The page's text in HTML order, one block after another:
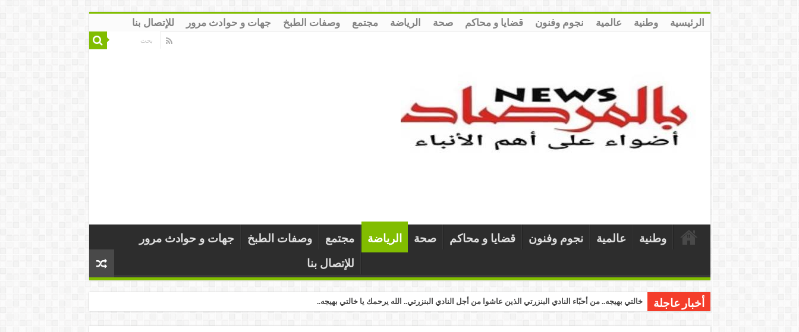
الرئيسية وطنية عالمية نجوم وفنون قضايا و محاكم صحة الرياضة مجتمع وصفات الطبخ جهات و حوادث مرور للإتصال بنا
وطنية عالمية نجوم وفنون قضايا و محاكم صحة الرياضة مجتمع وصفات الطبخ
جهات و حوادث مرور
للإتصال بنا
أخبار عاجلة خالتي بهيجه.. من أحبّاء النادي البنزرتي الذين عاشوا من أجل النادي البنزرتي.. الله يرحمك يا خالتي بهيجه..